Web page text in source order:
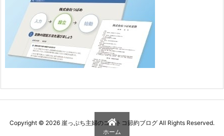
Copyright © 2026 崖っぷち主婦のコストコ節約ブログ All Rights Reserved.
ホーム